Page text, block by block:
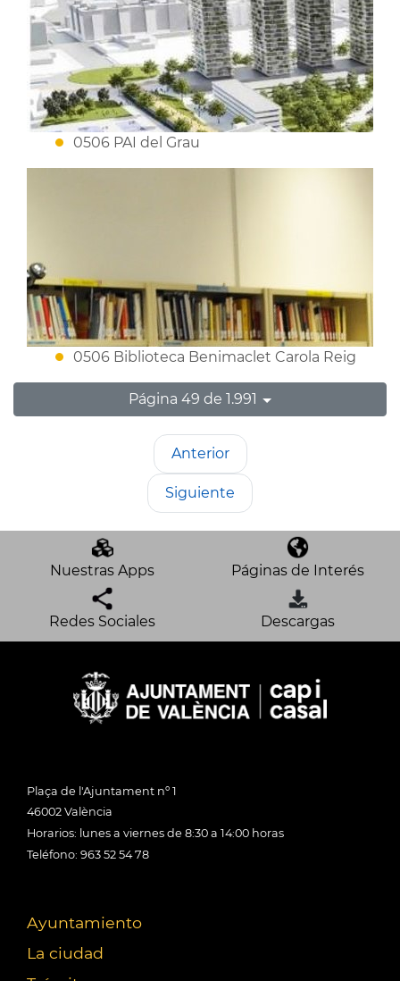
0506 PAI del Grau
0506 Biblioteca Benimaclet Carola Reig
Página 49 de 1.991
Anterior
Siguiente
Nuestras Apps Páginas de Interés
Redes Sociales Descargas
Plaça de l'Ajuntament nº 1
46002 València
Horarios: lunes a viernes de 8:30 a 14:00 horas
Teléfono: 963 52 54 78
Ayuntamiento
La ciudad